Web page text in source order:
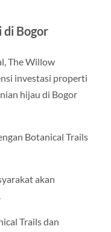
Bogor
The Willow
investasi properti
hijau di Bogor
Botanical Trails
akan
Trails dan